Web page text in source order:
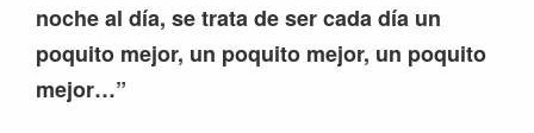
noche al día, se trata de ser cada día un
poquito mejor, un poquito mejor, un poquito
mejor…”